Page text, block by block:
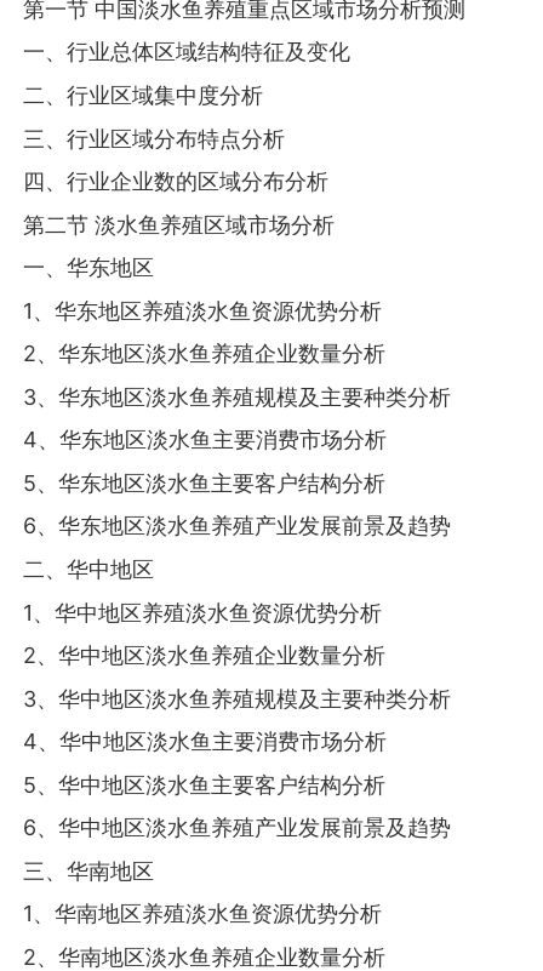
第一节 中国淡水鱼养殖重点区域市场分析预测
一、行业总体区域结构特征及变化
二、行业区域集中度分析
三、行业区域分布特点分析
四、行业企业数的区域分布分析
第二节 淡水鱼养殖区域市场分析
一、华东地区
1、华东地区养殖淡水鱼资源优势分析
2、华东地区淡水鱼养殖企业数量分析
3、华东地区淡水鱼养殖规模及主要种类分析
4、华东地区淡水鱼主要消费市场分析
5、华东地区淡水鱼主要客户结构分析
6、华东地区淡水鱼养殖产业发展前景及趋势
二、华中地区
1、华中地区养殖淡水鱼资源优势分析
2、华中地区淡水鱼养殖企业数量分析
3、华中地区淡水鱼养殖规模及主要种类分析
4、华中地区淡水鱼主要消费市场分析
5、华中地区淡水鱼主要客户结构分析
6、华中地区淡水鱼养殖产业发展前景及趋势
三、华南地区
1、华南地区养殖淡水鱼资源优势分析
2、华南地区淡水鱼养殖企业数量分析